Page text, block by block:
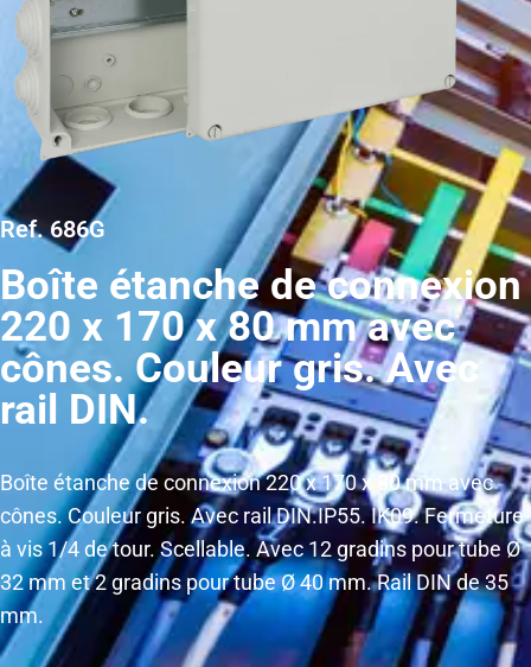
Ref. 686G
Boîte étanche de connexion
220 x 170 x 80 mm avec
cônes. Couleur gris. Avec
rail DIN.
Boîte étanche de connexion 220 x 170 x 80 mm avec
cônes. Couleur gris. Avec rail DIN.IP55. IK09. Fermeture
à vis 1/4 de tour. Scellable. Avec 12 gradins pour tube Ø
32 mm et 2 gradins pour tube Ø 40 mm. Rail DIN de 35
mm.